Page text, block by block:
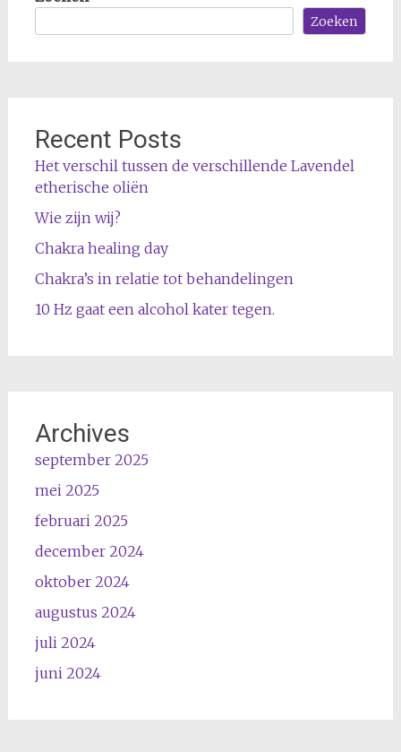
Zoeken
Recent Posts
Het verschil tussen de verschillende Lavendel
etherische oliën
Wie zijn wij?
Chakra healing day
Chakra’s in relatie tot behandelingen
10 Hz gaat een alcohol kater tegen.
Archives
september 2025
mei 2025
februari 2025
december 2024
oktober 2024
augustus 2024
juli 2024
juni 2024